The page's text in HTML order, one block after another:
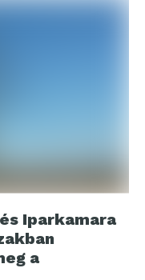
Iparkamara
a